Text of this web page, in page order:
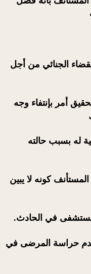
الجنائي من أجل
أمر بإنتفاء وجه
له بسبب حالته
كونه لا يبين
في الحادث.
حراسة المرضى في